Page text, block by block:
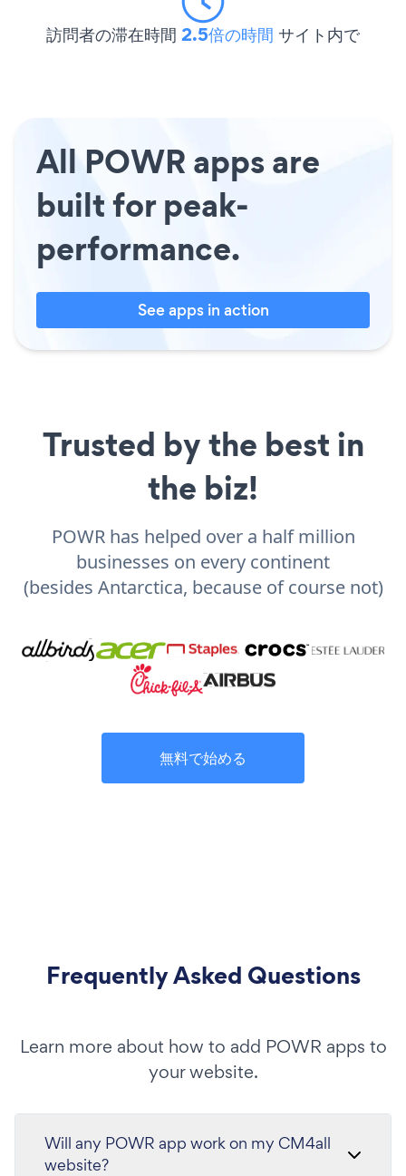
訪問者の滞在時間 2.5倍の時間 サイト内で
All POWR apps are
built for peak-
performance.
See apps in action
Trusted by the best in
the biz!
POWR has helped over a half million
businesses on every continent
(besides Antarctica, because of course not)
無料で始める
Frequently Asked Questions
Learn more about how to add POWR apps to
your website.
Will any POWR app work on my CM4all
website?